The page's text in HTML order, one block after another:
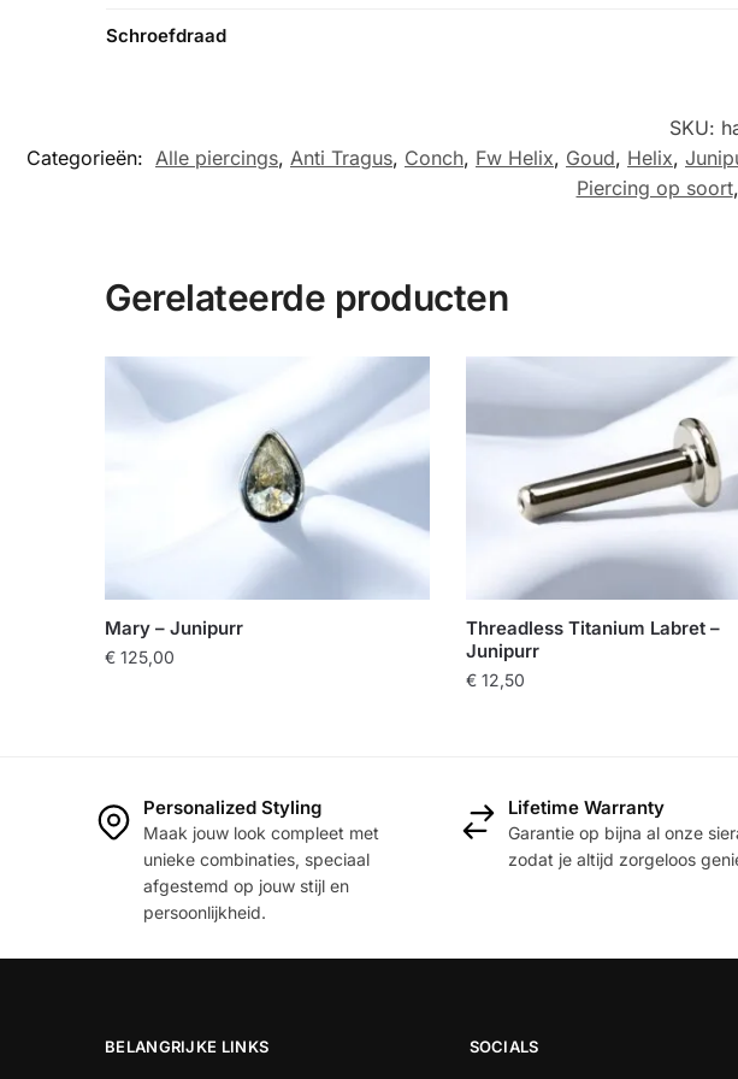
Schroefdraad
SKU:
Categorieën: Alle piercings, Anti Tragus, Conch, Fw Helix, Goud, Helix,
Piercing op soort,
Gerelateerde producten
Mary – Junipurr
€ 125,00
variaties.
optie
productpagina
Threadless Titanium Labret –
Junipurr
€ 12,50
meerdere
variaties.
Deze
gekozen
de
Personalized Styling
Maak jouw look compleet met
unieke combinaties, speciaal
afgestemd op jouw stijl en
persoonlijkheid.
Lifetime Warranty
Garantie op bijna al onze
zodat je altijd zorgeloos
BELANGRIJKE LINKS SOCIALS